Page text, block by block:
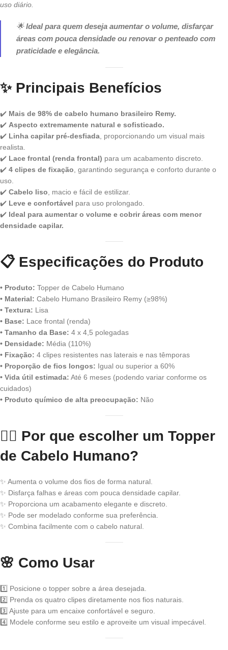
uso diário.
🌟Ideal para quem deseja aumentar o volume, disfarçar
áreas com pouca densidade ou renovar o penteado com
praticidade e elegância.
✨ Principais Benefícios
✔️ Mais de 98% de cabelo humano brasileiro Remy.
✔️ Aspecto extremamente natural e sofisticado.
✔️ Linha capilar pré-desfiada, proporcionando um visual mais
realista.
✔️ Lace frontal (renda frontal) para um acabamento discreto.
✔️ 4 clipes de fixação, garantindo segurança e conforto durante o
uso.
✔️ Cabelo liso, macio e fácil de estilizar.
✔️ Leve e confortável para uso prolongado.
✔️ Ideal para aumentar o volume e cobrir áreas com menor
densidade capilar.
📋 Especificações do Produto
• Produto: Topper de Cabelo Humano
• Material: Cabelo Humano Brasileiro Remy (≥98%)
• Textura: Lisa
• Base: Lace frontal (renda)
• Tamanho da Base: 4 x 4,5 polegadas
• Densidade: Média (110%)
• Fixação: 4 clipes resistentes nas laterais e nas têmporas
• Proporção de fios longos: Igual ou superior a 60%
• Vida útil estimada: Até 6 meses (podendo variar conforme os
cuidados)
• Produto químico de alta preocupação: Não
💇‍♀️ Por que escolher um Topper
de Cabelo Humano?
✨ Aumenta o volume dos fios de forma natural.
✨ Disfarça falhas e áreas com pouca densidade capilar.
✨ Proporciona um acabamento elegante e discreto.
✨ Pode ser modelado conforme sua preferência.
✨ Combina facilmente com o cabelo natural.
🌸 Como Usar
1️⃣ Posicione o topper sobre a área desejada.
2️⃣ Prenda os quatro clipes diretamente nos fios naturais.
3️⃣ Ajuste para um encaixe confortável e seguro.
4️⃣ Modele conforme seu estilo e aproveite um visual impecável.